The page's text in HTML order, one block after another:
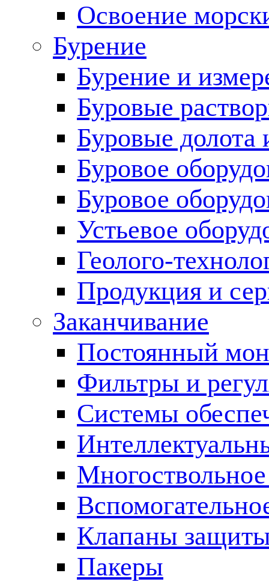
Освоение
Бурение
Бурение и
Буровые
Буровые долота
Буровое
Буровое
Устьевое
Геолого-
Продукция и
Заканчивание
Постоянный
Фильтры и
Cистемы
Клапаны
Пакеры